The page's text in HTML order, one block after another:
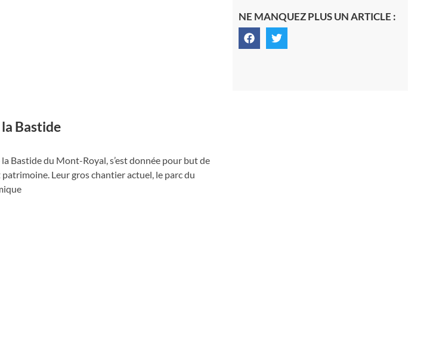
la Bastide
la Bastide du Mont-Royal, s’est donnée pour but de
Leur gros chantier actuel, le parc du
NE MANQUEZ PLUS UN ARTICLE :